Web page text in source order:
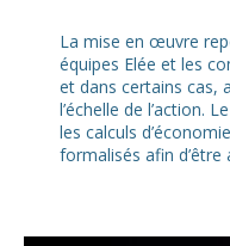
La mise en œuvre
équipes Elée et les
et dans certains cas,
l’échelle de l’action.
les calculs
formalisés afin d’être